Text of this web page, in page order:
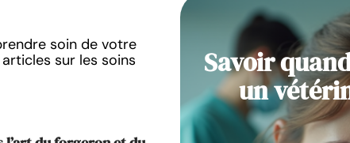
soin de votre
sur les soins
Savoir
un